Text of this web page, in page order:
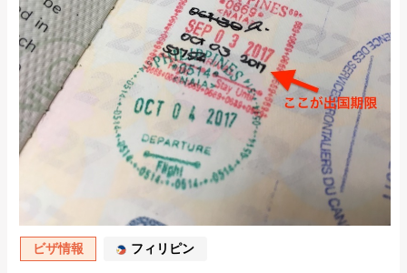
ビザ情報 フィリピン